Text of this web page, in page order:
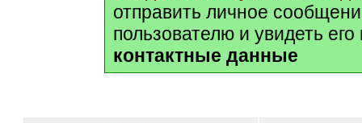
отправить личное
пользователю и увидеть
контактные данные